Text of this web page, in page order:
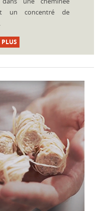
un concentré de